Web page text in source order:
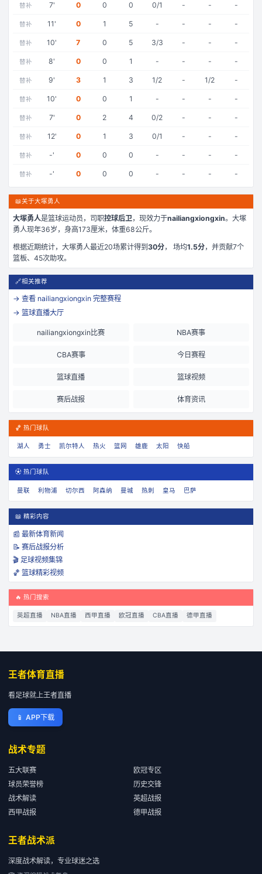
替补 7' 0 0 0 0/1 - - -
替补 11' 0 1 5 - - - -
替补 10' 7 0 5 3/3 - - -
替补 8' 0 0 1 - - - -
替补 9' 3 1 3 1/2 - 1/2 -
替补 10' 0 0 1 - - - -
替补 7' 0 2 4 0/2 - - -
替补 12' 0 1 3 0/1 - - -
替补 -' 0 0 0 - - - -
替补 -' 0 0 0 - - - -
📖关于大塚勇人
大塚勇人是篮球运动员，司职控球后卫，现效力于nailiangxiongxin。 大塚
勇人现年36岁 ，身高173厘米，体重68公斤。
根据近期统计， 大塚勇人最近20场累计得到30分， 场均1.5分，并贡献7个
篮板、 45次助攻。
🔗相关推荐
→ 查看 nailiangxiongxin 完整赛程
→ 篮球直播大厅
nailiangxiongxin比赛 NBA赛事
CBA赛事 今日赛程
篮球直播 篮球视频
赛后战报 体育资讯
🏀 热门球队
湖人 勇士 凯尔特人 热火 篮网 雄鹿 太阳 快船
⚽ 热门球队
曼联 利物浦 切尔西 阿森纳 曼城 热刺 皇马 巴萨
📖 精彩内容
📰 最新体育新闻
📝 赛后战报分析
🎬 足球视频集锦
🏀 篮球精彩视频
🔥 热门搜索
英超直播 NBA直播 西甲直播 欧冠直播 CBA直播 德甲直播
王者体育直播
看足球就上王者直播
📱 APP下载
战术专题
五大联赛
欧冠专区
球员荣誉榜
历史交锋
战术解读
英超战报
西甲战报
德甲战报
王者战术派
深度战术解读，专业球迷之选